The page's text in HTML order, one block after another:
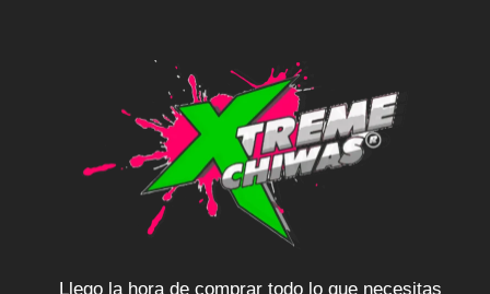
Llego la hora de comprar todo lo que necesitas